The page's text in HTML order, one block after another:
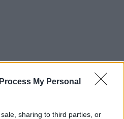
My Personal
sharing to third parties, or